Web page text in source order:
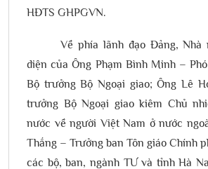
HĐTS GHPGVN.
Về phía lãnh đạo Đảng, Nhà
diện của Ông Phạm Bình Minh –
Bộ trưởng Bộ Ngoại giao; Ông Lê
trưởng Bộ Ngoại giao kiêm Chủ
nước về người Việt Nam ở nước
Thắng – Trưởng ban Tôn giáo Chính
các bộ, ban, ngành TƯ và tỉnh Hà